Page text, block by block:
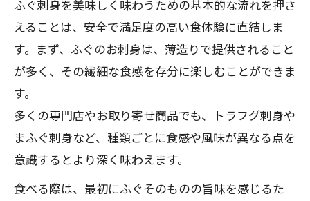
ふぐ刺身を美味しく味わうための基本的な流れを押さ
えることは、安全で満足度の高い食体験に直結しま
す。まず、ふぐのお刺身は、薄造りで提供されること
が多く、その繊細な食感を存分に楽しむことができま
す。
多くの専門店やお取り寄せ商品でも、トラフグ刺身や
まふぐ刺身など、種類ごとに食感や風味が異なる点を
意識するとより深く味わえます。
食べる際は、最初にふぐそのものの旨味を感じるた